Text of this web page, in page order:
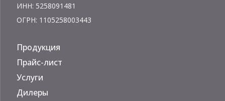
ИНН: 5258091481
ОГРН: 1105258003443
Продукция
Прайс-лист
Услуги
Дилеры